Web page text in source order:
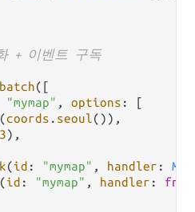
+ 이벤트 구독
batch([
"mymap" , options : [
(coords . seoul()),
3),
(id : "mymap" , handler :
(id : "mymap" , handler : fn